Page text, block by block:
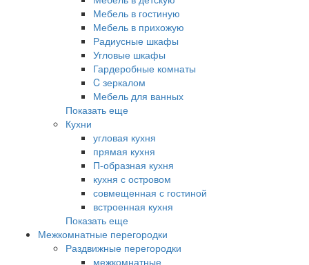
Мебель в гостиную
Мебель в прихожую
Радиусные шкафы
Угловые шкафы
Гардеробные комнаты
C зеркалом
Мебель для ванных
Показать еще
Кухни
угловая кухня
прямая кухня
П-образная кухня
кухня с островом
совмещенная с гостиной
встроенная кухня
Показать еще
Межкомнатные перегородки
Раздвижные перегородки
межкомнатные